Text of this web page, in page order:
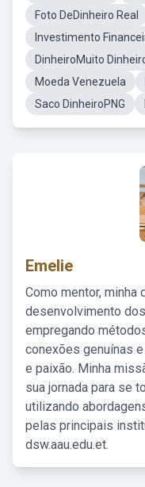
Foto DeDinheiro Real
Investimento
DinheiroMuito
Moeda Venezuela
Saco DinheiroPNG
Emelie
Como mentor, minha
desenvolvimento
empregando
conexões genuínas
e paixão. Minha
sua jornada para se
utilizando
pelas principais
dsw.aau.edu.et.